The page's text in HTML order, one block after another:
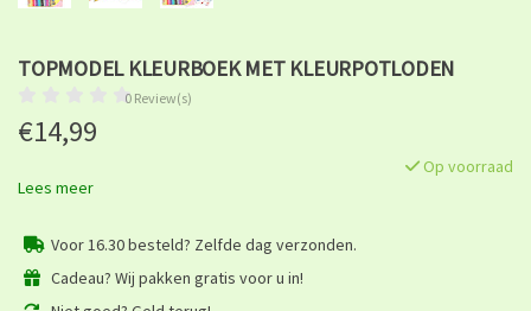
TOPMODEL KLEURBOEK MET KLEURPOTLODEN
0 Review(s)
€14,99
Op voorraad
Lees meer
Voor 16.30 besteld? Zelfde dag verzonden.
Cadeau? Wij pakken gratis voor u in!